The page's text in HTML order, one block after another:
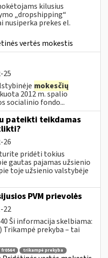
kilusius
„dropshipping“
nusiperka prekes el.
vertės mokestis
25
mokesčių
2012 m. spalio
socialinio fondo...
pateikti teikdamas
26
turite pridėti tokius
gautas pajamas užsienio
toje užsienio valstybėje
PVM prievolės
22
Ši informacija skelbiama:
Trikampė prekyba – tai
trikampė prekyba